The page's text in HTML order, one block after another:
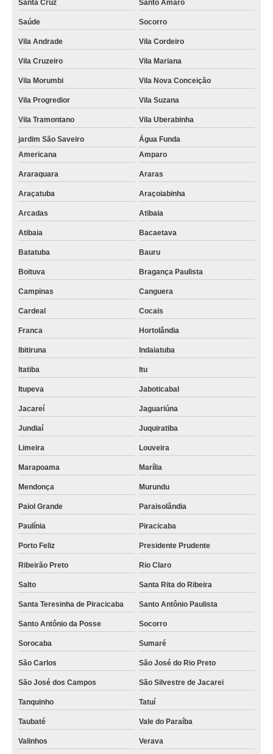
Santa Cruz Santo Amaro
Saúde Socorro
Vila Andrade Vila Cordeiro
Vila Cruzeiro Vila Mariana
Vila Morumbi Vila Nova Conceição
Vila Progredior Vila Suzana
Vila Tramontano Vila Uberabinha
jardim São Saveiro
Água Funda
Americana
Amparo
Araraquara Araras
Araçatuba Araçoiabinha
Arcadas Atibaia
Atibaia Bacaetava
Batatuba Bauru
Boituva Bragança Paulista
Campinas Canguera
Cardeal Cocais
Franca Hortolândia
Ibitiruna Indaiatuba
Itatiba Itu
Itupeva Jaboticabal
Jacareí Jaguariúna
Jundiaí Juquiratiba
Limeira Louveira
Marapoama Marília
Mendonça Murundu
Paiol Grande Paraisolândia
Paulínia Piracicaba
Porto Feliz Presidente Prudente
Ribeirão Preto Rio Claro
Salto Santa Rita do Ribeira
Santa Teresinha de Piracicaba Santo Antônio Paulista
Santo Antônio da Posse Socorro
Sorocaba Sumaré
São Carlos São José do Rio Preto
São José dos Campos São Silvestre de Jacarei
Tanquinho Tatuí
Taubaté Vale do Paraíba
Valinhos Verava